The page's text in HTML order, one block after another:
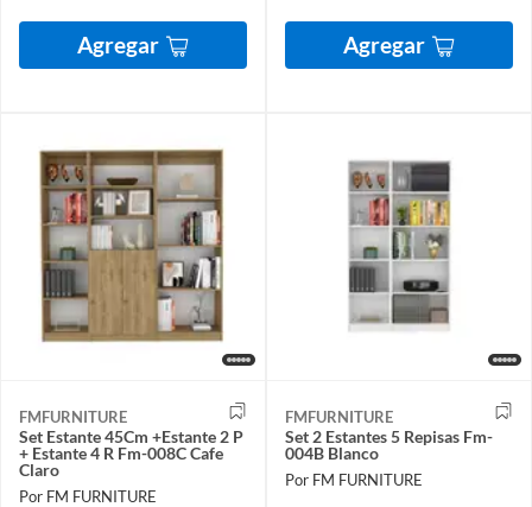
Agregar Agregar
FMFURNITURE
Set Estante 45Cm +Estante 2 P
+ Estante 4 R Fm-008C Cafe
Claro
Por FM FURNITURE
FMFURNITURE
Set 2 Estantes 5 Repisas Fm-
004B Blanco
Por FM FURNITURE